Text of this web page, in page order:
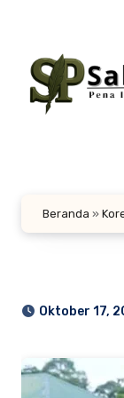
konten
Beranda »
Oktober 17,